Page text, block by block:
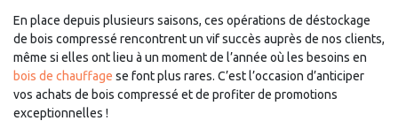
En place depuis plusieurs saisons, ces opérations de déstockage
de bois compressé rencontrent un vif succès auprès de nos clients,
même si elles ont lieu à un moment de l’année où les besoins en
bois de chauffage se font plus rares. C’est l’occasion d’anticiper
vos achats de bois compressé et de profiter de promotions
exceptionnelles !